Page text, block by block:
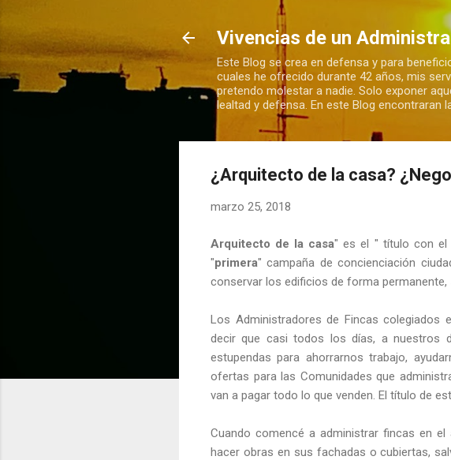
Vivencias de un
Este Blog se crea en defensa y para
cuales he ofrecido durante 42 años, mis
pretendo molestar a nadie. Solo exponer
lealtad y defensa. En este Blog encontraran
¿Arquitecto de la casa?
marzo 25, 2018
Arquitecto de la casa" es el " título con el
"primera" campaña de concienciación
conservar los edificios de forma permanente,
Los Administradores de Fincas colegiados
decir que casi todos los días, a nuestros
estupendas para ahorrarnos trabajo,
ofertas para las Comunidades que
van a pagar todo lo que venden. El título de
Cuando comencé a administrar fincas en el
hacer obras en sus fachadas o cubiertas,